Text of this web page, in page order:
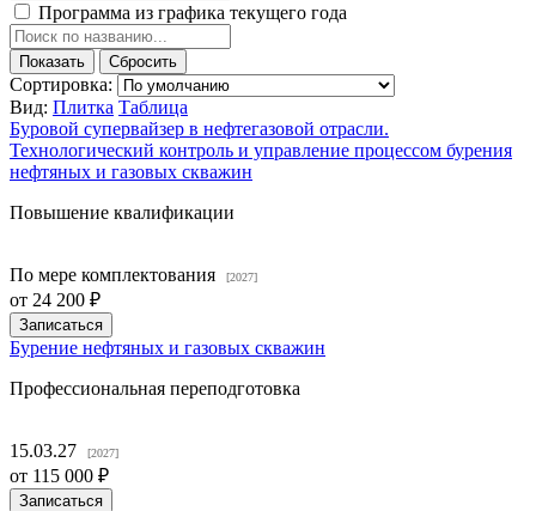
Программа из графика текущего года
Сортировка:
Вид: Плитка Таблица
Буровой супервайзер в нефтегазовой отрасли.
Технологический контроль и управление процессом бурения
нефтяных и газовых скважин
Повышение квалификации
По мере комплектования [2027]
от 24 200 ₽
Записаться
Бурение нефтяных и газовых скважин
Профессиональная переподготовка
15.03.27 [2027]
от 115 000 ₽
Записаться